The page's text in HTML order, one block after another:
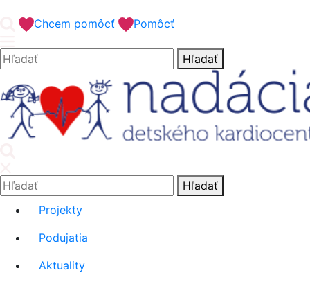
'.__('Search').'Chcem pomôcť Pomôcť
Hľadať: Hľadať
Hľadať:
Hľadať
Projekty
Podujatia
Aktuality